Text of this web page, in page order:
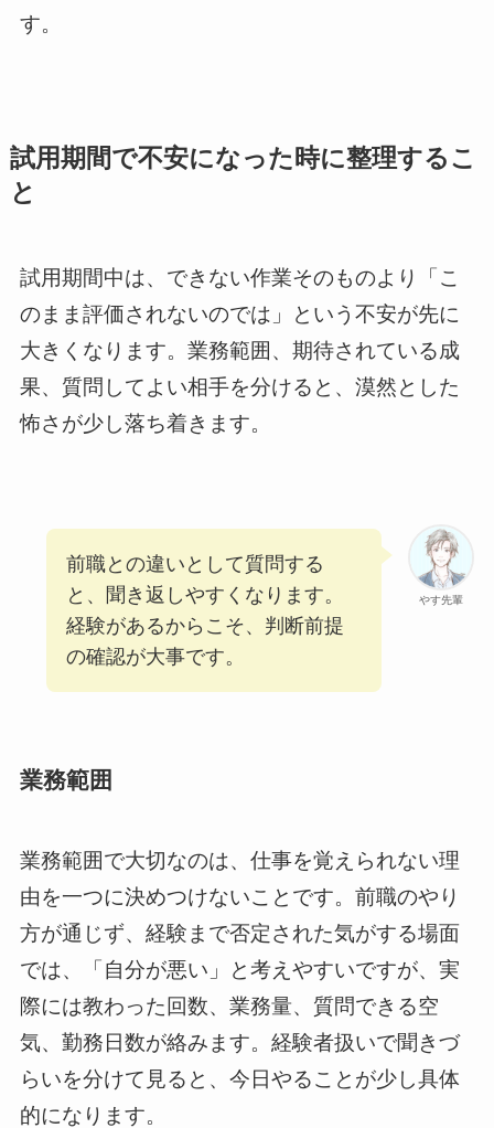
す。
試用期間で不安になった時に整理するこ
と
試用期間中は、できない作業そのものより「こ
のまま評価されないのでは」という不安が先に
大きくなります。業務範囲、期待されている成
果、質問してよい相手を分けると、漠然とした
怖さが少し落ち着きます。
やす先輩
前職との違いとして質問する
と、聞き返しやすくなります。
経験があるからこそ、判断前提
の確認が大事です。
業務範囲
業務範囲で大切なのは、仕事を覚えられない理
由を一つに決めつけないことです。前職のやり
方が通じず、経験まで否定された気がする場面
では、「自分が悪い」と考えやすいですが、実
際には教わった回数、業務量、質問できる空
気、勤務日数が絡みます。経験者扱いで聞きづ
らいを分けて見ると、今日やることが少し具体
的になります。